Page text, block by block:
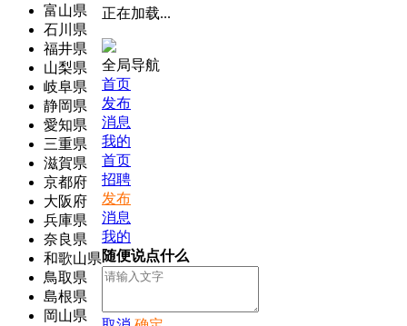
富山県
石川県
福井県
山梨県
岐阜県
静岡県
愛知県
三重県
滋賀県
京都府
大阪府
兵庫県
奈良県
和歌山県
鳥取県
島根県
岡山県
正在加载...
全局导航
首页
发布
消息
我的
首页
招聘
发布
消息
我的
随便说点什么